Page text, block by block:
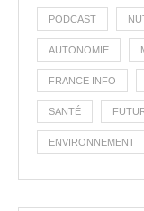
PODCAST
AUTONOMIE
FRANCE INFO
SANTÉ
ENVIRONNEMENT